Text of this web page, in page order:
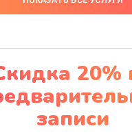
Заказать
печки принтера
2500 руб.
Заказать
20%
записи